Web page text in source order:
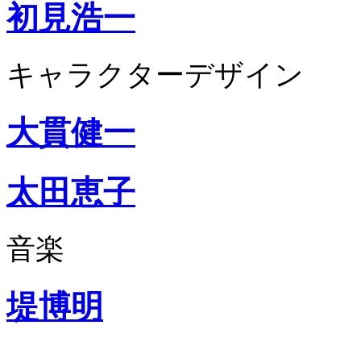
初見浩一
キャラクターデザイン
大貫健一
太田恵子
音楽
堤博明